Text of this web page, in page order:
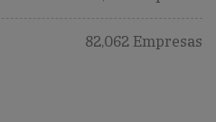
82,062 Empresas